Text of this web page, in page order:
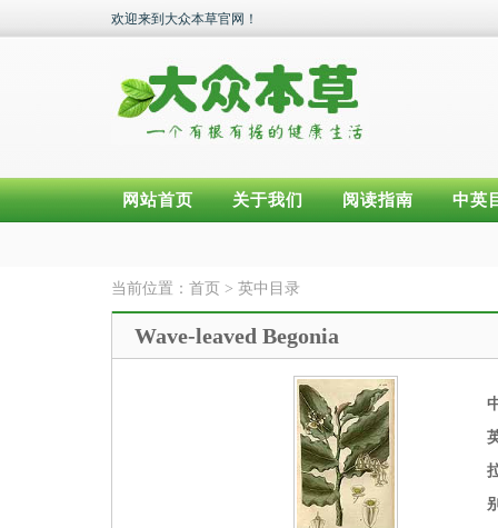
欢迎来到大众本草官网！
网站首页 关于我们 阅读指南 中英
当前位置： 首页 > 英中目录
Wave-leaved Begonia